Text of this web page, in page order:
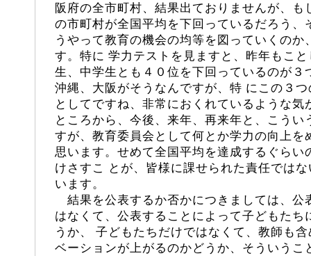
阪府の全市町村、結果出ておりませんが、も
の市町村が全国平均を下回っているだろう、
うやって教育の機会の均等を図っていくのか
す。特に 学力テストを見ますと、昨年もこ
生、中学生とも４０位を下回っているのが３
沖縄、大阪がそうなんですが、特 にこの３
としてですね、非常におくれているような気
ところから、今後、来年、再来年と、こうい
すが、教育委員会として何とか学力の向上を
思います。せめて全国平均を達成するぐらい
けさすこ とが、皆様に課せられた責任では
います。
結果を公表するか否かにつきましては、公
はなくて、公表することによって子どもたち
うか、 子どもたちだけではなくて、教師も
ベーションが上がるのかどうか、そういうこ